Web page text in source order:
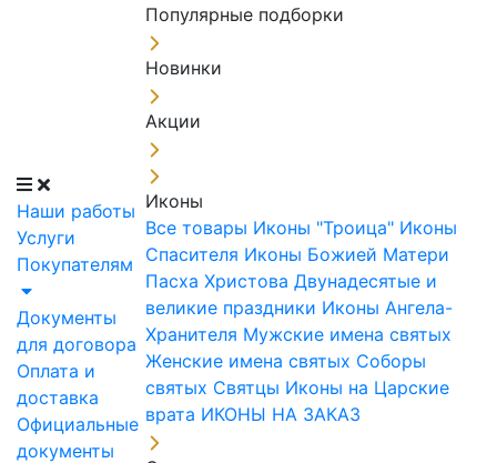
Наши работы
Услуги
Покупателям
Документы
для договора
Оплата и
доставка
Официальные
документы
Популярные подборки
Новинки
Акции
Иконы
Все товары Иконы "Троица" Иконы
Спасителя Иконы Божией Матери
Пасха Христова Двунадесятые и
великие праздники Иконы Ангела-
Хранителя Мужские имена святых
Женские имена святых Соборы
святых Святцы Иконы на Царские
врата ИКОНЫ НА ЗАКАЗ